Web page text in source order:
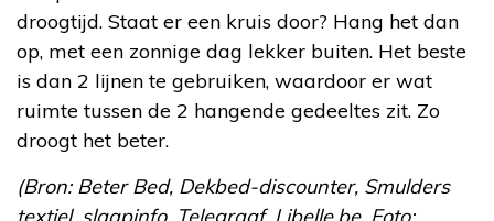
droogtijd. Staat er een kruis door? Hang het dan
op, met een zonnige dag lekker buiten. Het beste
is dan 2 lijnen te gebruiken, waardoor er wat
ruimte tussen de 2 hangende gedeeltes zit. Zo
droogt het beter.
(Bron: Beter Bed, Dekbed-discounter, Smulders
textiel, slaapinfo, Telegraaf, Libelle.be. Foto: